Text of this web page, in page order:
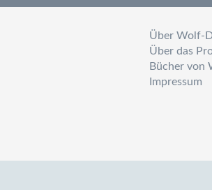
Über Wolf-
Über das
Bücher von
Impressum